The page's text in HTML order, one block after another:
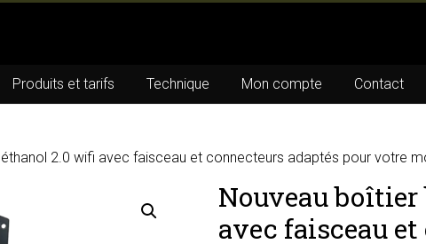
Produits et tarifs Technique Mon compte Contact
2.0 wifi avec faisceau et connecteurs adaptés pour votre
Nouveau
avec faisceau